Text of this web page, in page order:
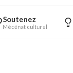
Soutenez
Mécénat culturel